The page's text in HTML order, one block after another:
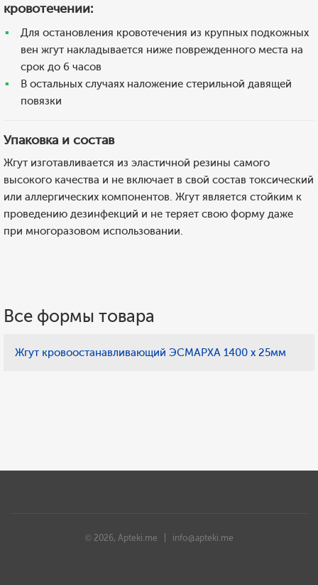
кровотечении:
Для остановления кровотечения из крупных подкожных
вен жгут накладывается ниже поврежденного места на
срок до 6 часов
В остальных случаях наложение стерильной давящей
повязки
Упаковка и состав
Жгут изготавливается из эластичной резины самого
высокого качества и не включает в свой состав токсический
или аллергических компонентов. Жгут является стойким к
проведению дезинфекций и не теряет свою форму даже
при многоразовом использовании.
Все формы товара
Жгут кровоостанавливающий ЭСМАРХА 1400 х 25мм
© 2026, Apteki.me | info@apteki.me